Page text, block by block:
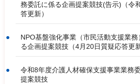
務委託に係る企画提案競技(告示)（令
答更新）
NPO基盤強化事業（市民活動支援業
る企画提案競技（4月20日質疑応答更新
令和8年度介護人材確保支援事業業務
提案競技